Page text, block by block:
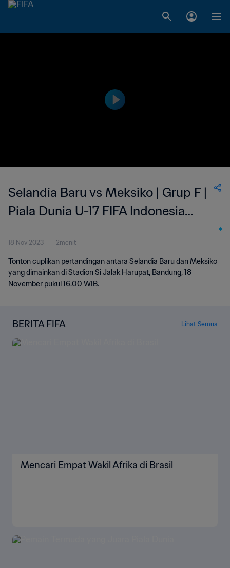
Selandia Baru vs Meksiko | Grup F |
Piala Dunia U-17 FIFA Indonesia
2023 | Cuplikan Pertandingan
18 Nov 2023 2menit
Tonton cuplikan pertandingan antara Selandia Baru dan Meksiko
yang dimainkan di Stadion Si Jalak Harupat, Bandung, 18
November pukul 16.00 WIB.
BERITA FIFA Lihat Semua
Mencari Empat Wakil Afrika di Brasil